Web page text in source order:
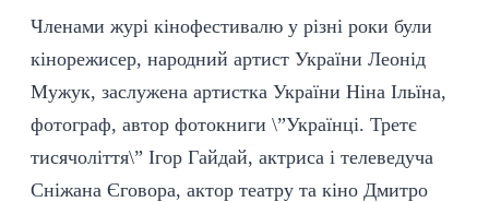
Членами журі кінофестивалю у різні роки були
кінорежисер, народний артист України Леонід
Мужук, заслужена артистка України Ніна Ільїна,
фотограф, автор фотокниги \”Українці. Третє
тисячоліття\” Ігор Гайдай, актриса і телеведуча
Сніжана Єговора, актор театру та кіно Дмитро